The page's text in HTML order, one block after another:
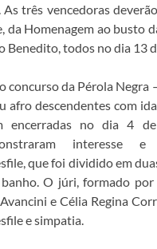
As três vencedoras
da Homenagem ao busto
Benedito, todos no dia 13
concurso da Pérola Negra
afro descendentes com
encerradas no dia 4
interesse
que foi dividido em
O júri, formado
e Célia Regina
e simpatia.